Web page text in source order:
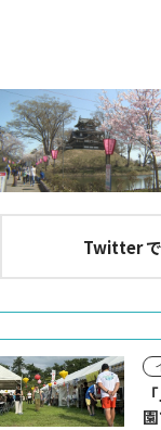
Twitter